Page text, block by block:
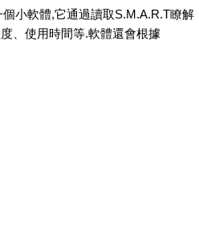
小軟體,它通過讀取S.M.A.R.T瞭解
、使用時間等.軟體還會根據